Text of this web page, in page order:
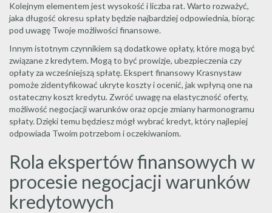
Kolejnym elementem jest wysokość i liczba rat. Warto rozważyć,
jaka długość okresu spłaty będzie najbardziej odpowiednia, biorąc
pod uwagę Twoje możliwości finansowe.
Innym istotnym czynnikiem są dodatkowe opłaty, które mogą być
związane z kredytem. Mogą to być prowizje, ubezpieczenia czy
opłaty za wcześniejszą spłatę. Ekspert finansowy Krasnystaw
pomoże zidentyfikować ukryte koszty i ocenić, jak wpłyną one na
ostateczny koszt kredytu. Zwróć uwagę na elastyczność oferty,
możliwość negocjacji warunków oraz opcje zmiany harmonogramu
spłaty. Dzięki temu będziesz mógł wybrać kredyt, który najlepiej
odpowiada Twoim potrzebom i oczekiwaniom.
Rola ekspertów finansowych w
procesie negocjacji warunków
kredytowych